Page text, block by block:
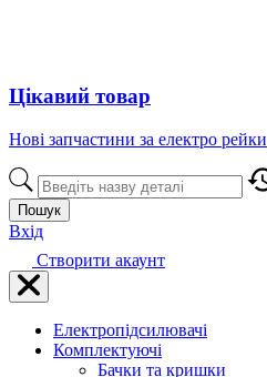
Цікавий товар
Нові запчастини за електро рейки
Пошук
Вхід
Створити акаунт
Електропідсилювачі
Комплектуючі
Бачки та кришки